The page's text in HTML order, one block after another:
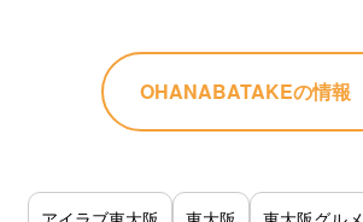
OHANABATAKEの情報